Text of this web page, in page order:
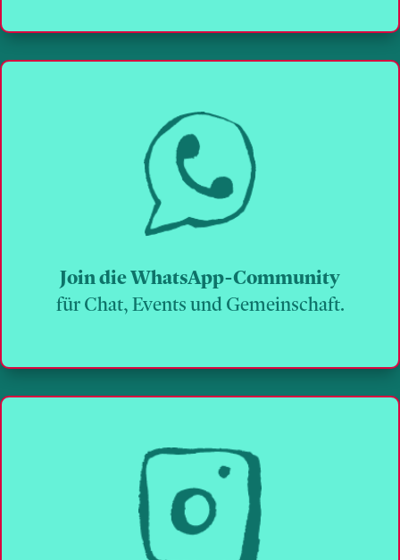
Join die WhatsApp-Community
für Chat, Events und Gemeinschaft.